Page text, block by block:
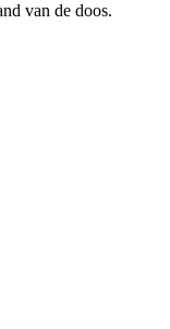
van de doos.